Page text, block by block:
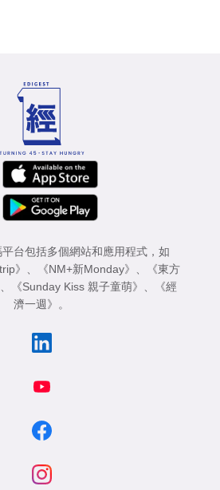
台包括多個網站和應用程式，如
》 《NM+新Monday》
《東方
《Sunday Kiss 親子童萌》
《經
濟一週》
。